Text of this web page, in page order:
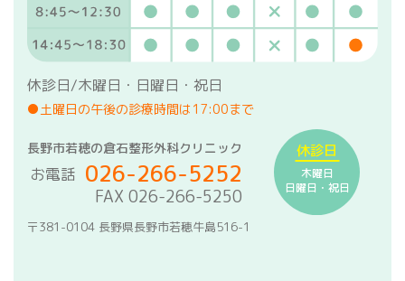
休診日/木曜日・日曜日・祝日
●土曜日の午後の診療時間は17:00まで
長野市若穂の倉石整形外科クリニック
お電話 026-266-5252
FAX 026-266-5250
〒381-0104 長野県長野市若穂牛島516-1
休診日
木曜日
日曜日・祝日